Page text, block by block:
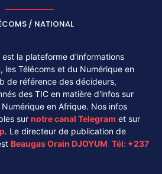
/ NATIONAL
est la plateforme d'informations
les Télécoms et du Numérique en
de référence des décideurs,
des TIC en matière d'infos sur
en Afrique. Nos infos
sur notre canal Telegram et sur
. Le directeur de publication de
Beaugas Orain DJOYUM. Tél: +237